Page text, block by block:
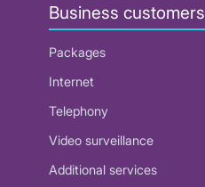
Business customers
Packages
Internet
Telephony
Video surveillance
Additional services